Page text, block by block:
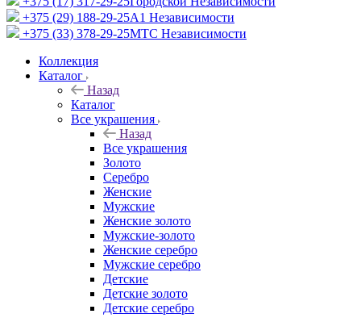
+375 (29) 188-29-25A1 Независимости
+375 (33) 378-29-25МТС Независимости
Коллекция
Каталог
Назад
Каталог
Все украшения
Назад
Все украшения
Золото
Серебро
Женские
Мужские
Женские золото
Мужские-золото
Женские серебро
Мужские серебро
Детские
Детские золото
Детские серебро